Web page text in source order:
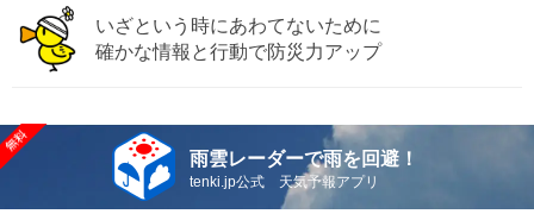
いざという時にあわてないために
確かな情報と行動で防災力アップ
雨雲レーダーで雨を回避！
tenki.jp公式 天気予報アプリ